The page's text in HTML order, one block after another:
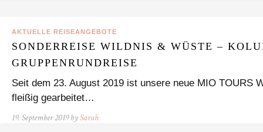
AKTUELLE REISEANGEBOTE
SONDERREISE WILDNIS & WÜSTE –
GRUPPENRUNDREISE
Seit dem 23. August 2019 ist unsere neue MIO TOURS
fleißig gearbeitet…
19. September 2019 bySarah